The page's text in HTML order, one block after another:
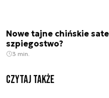
Nowe tajne chińskie
szpiegostwo?
3 min.
Czytaj także